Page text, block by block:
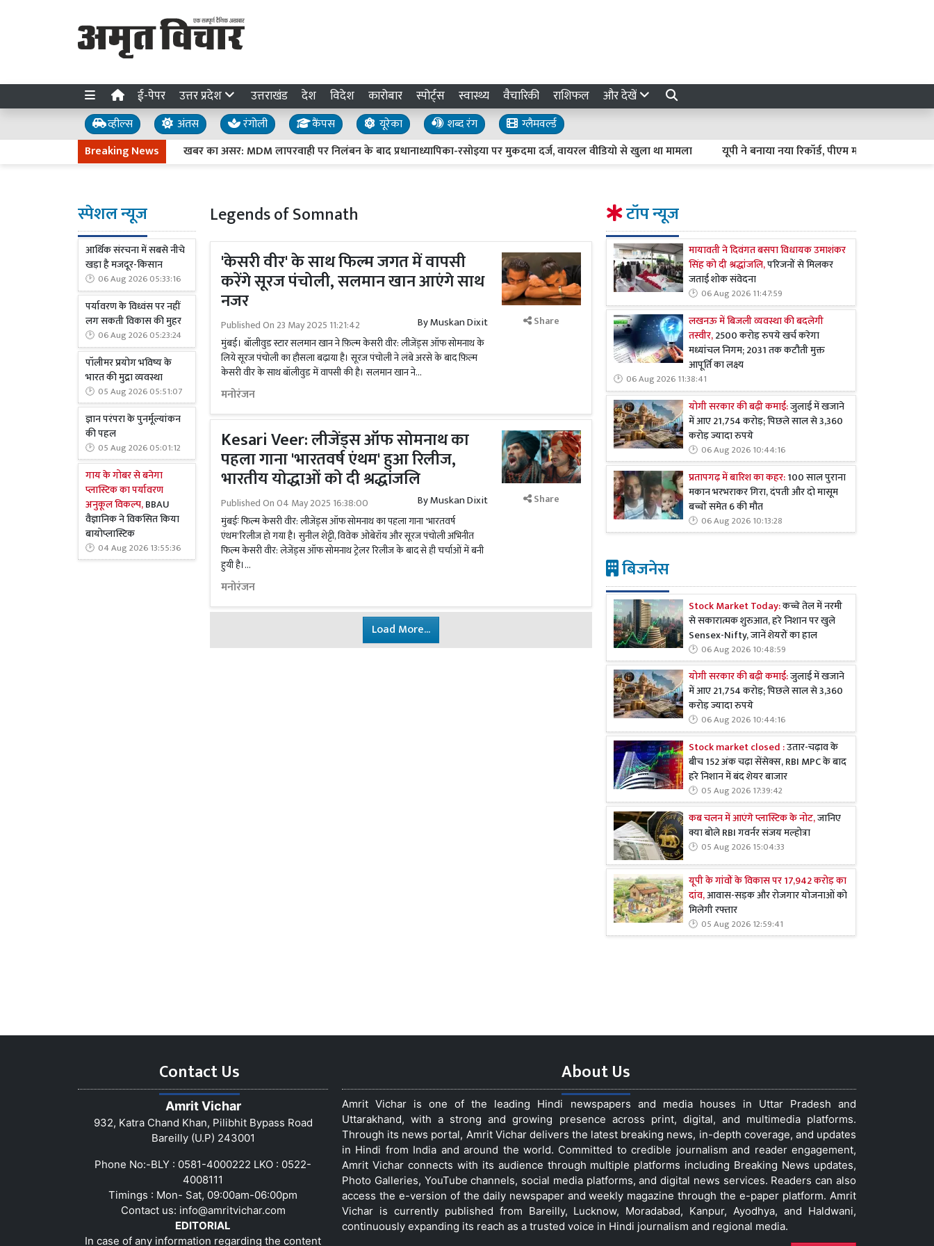
ई-पेपर उत्तर प्रदेश उत्तराखंड देश विदेश कारोबार स्पोर्ट्स स्वास्थ्य वैचारिकी राशिफल और देखें
व्हील्स अंतस रंगोली कैंपस यूरेका शब्द रंग
ग्लैमवर्ल्ड
Breaking News
खबर का असर: MDM लापरवाही पर निलंबन के बाद प्रधानाध्यापिका-रसोइया पर मुकदमा दर्ज, वायरल वीडियो से खुला था मामला यूपी ने बनाया नया रिकॉर्ड, पीएम मातृ वंदना
स्पेशल न्यूज
आर्थिक संरचना में सबसे नीचे
खड़ा है मजदूर-किसान
06 Aug 2026 05:33:16
पर्यावरण के विध्वंस पर नहीं
लग सकती विकास की मुहर
06 Aug 2026 05:23:24
पॉलीमर प्रयोग भविष्य के
भारत की मुद्रा व्यवस्था
05 Aug 2026 05:51:07
ज्ञान परंपरा के पुनर्मूल्यांकन
की पहल
05 Aug 2026 05:01:12
गाय के गोबर से बनेगा
प्लास्टिक का पर्यावरण
अनुकूल विकल्प,BBAU
वैज्ञानिक ने विकसित किया
बायोप्लास्टिक
04 Aug 2026 13:55:36
Legends of Somnath
'केसरी वीर' के साथ फिल्म जगत में वापसी
करेंगे सूरज पंचोली, सलमान खान आएंगे साथ
नजर
Published On 23 May 2025 11:21:42 ByMuskan Dixit
मुंबई। बॉलीवुड स्टार सलमान खान ने फ़िल्म केसरी वीर: लीजेंड्स ऑफ सोमनाथ के
लिये सूरज पंचोली का हौसला बढ़ाया है। सूरज पंचोली ने लंबे अरसे के बाद फ़िल्म
केसरी वीर के साथ बॉलीवुड में वापसी की है। सलमान खान ने...
मनोरंजन
Share
Kesari Veer: लीजेंड्स ऑफ सोमनाथ का
पहला गाना 'भारतवर्ष एंथम' हुआ रिलीज,
भारतीय योद्धाओं को दी श्रद्धांजलि
Published On04 May 2025 16:38:00 ByMuskan Dixit
मुंबईः फिल्म केसरी वीर: लीजेंड्स ऑफ सोमनाथ का पहला गाना 'भारतवर्ष
एंथम'रिलीज हो गया है। सुनील शेट्टी, विवेक ओबेरॉय और सूरज पंचोली अभिनीत
फिल्म केसरी वीर: लेजेंड्स ऑफ सोमनाथ ट्रेलर रिलीज के बाद से ही चर्चाओं में बनी
हुयी है।...
मनोरंजन
Share
Load More...
टॉप न्यूज
मायावती ने दिवंगत बसपा विधायक उमाशंकर
सिंह को दी श्रद्धांजलि,परिजनों से मिलकर
जताई शोक संवेदना
06 Aug 2026 11:47:59
लखनऊ में बिजली व्यवस्था की बदलेगी
तस्वीर,2500 करोड़ रुपये खर्च करेगा
मध्यांचल निगम; 2031 तक कटौती मुक्त
आपूर्ति का लक्ष्य
06 Aug 2026 11:38:41
योगी सरकार की बढ़ी कमाई:जुलाई में खजाने
में आए 21,754 करोड़; पिछले साल से 3,360
करोड़ ज्यादा रुपये
06 Aug 2026 10:44:16
प्रतापगढ़ में बारिश का कहर:100 साल पुराना
मकान भरभराकर गिरा, दंपती और दो मासूम
बच्चों समेत 6 की मौत
06 Aug 2026 10:13:28
बिजनेस
Stock Market Today:कच्चे तेल में नरमी
से सकारात्मक शुरुआत, हरे निशान पर खुले
Sensex-Nifty, जानें शेयरों का हाल
06 Aug 2026 10:48:59
योगी सरकार की बढ़ी कमाई:जुलाई में खजाने
में आए 21,754 करोड़; पिछले साल से 3,360
करोड़ ज्यादा रुपये
06 Aug 2026 10:44:16
Stock market closed :उतार-चढ़ाव के
बीच 152 अंक चढ़ा सेंसेक्स, RBI MPC के बाद
हरे निशान में बंद शेयर बाजार
05 Aug 2026 17:39:42
कब चलन में आएंगे प्लास्टिक के नोट,जानिए
क्या बोले RBI गवर्नर संजय मल्होत्रा
05 Aug 2026 15:04:33
यूपी के गांवों के विकास पर 17,942 करोड़ का
दांव,आवास-सड़क और रोजगार योजनाओं को
मिलेगी रफ्तार
05 Aug 2026 12:59:41
Contact Us
Amrit Vichar
932, Katra Chand Khan, Pilibhit Bypass Road
Bareilly (U.P) 243001
Phone No:-BLY : 0581-4000222 LKO : 0522-
4008111
Timings : Mon- Sat, 09:00am-06:00pm
Contact us: info@amritvichar.com
EDITORIAL
In case of any information regarding the content
About Us
Amrit Vichar is one of the leading Hindi newspapers and media houses in Uttar Pradesh and
Uttarakhand, with a strong and growing presence across print, digital, and multimedia platforms.
Through its news portal, Amrit Vichar delivers the latest breaking news, in-depth coverage, and updates
in Hindi from India and around the world. Committed to credible journalism and reader engagement,
Amrit Vichar connects with its audience through multiple platforms including Breaking News updates,
Photo Galleries, YouTube channels, social media platforms, and digital news services. Readers can also
access the e-version of the daily newspaper and weekly magazine through the e-paper platform. Amrit
Vichar is currently published from Bareilly, Lucknow, Moradabad, Kanpur, Ayodhya, and Haldwani,
continuously expanding its reach as a trusted voice in Hindi journalism and regional media.